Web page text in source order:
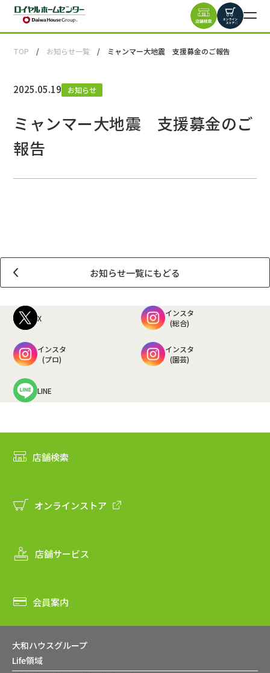
TOP お知らせ一覧 ミャンマー大地震 支援募金のご報告
2025.05.19 お知らせ
ミャンマー大地震 支援募金のご
報告
お知らせ一覧にもどる
X
インスタ
(総合)
インスタ
(プロ)
インスタ
(園芸)
LINE
店舗検索
オンラインストア
店舗サービス
会員案内
大和ハウスグループ
Life領域